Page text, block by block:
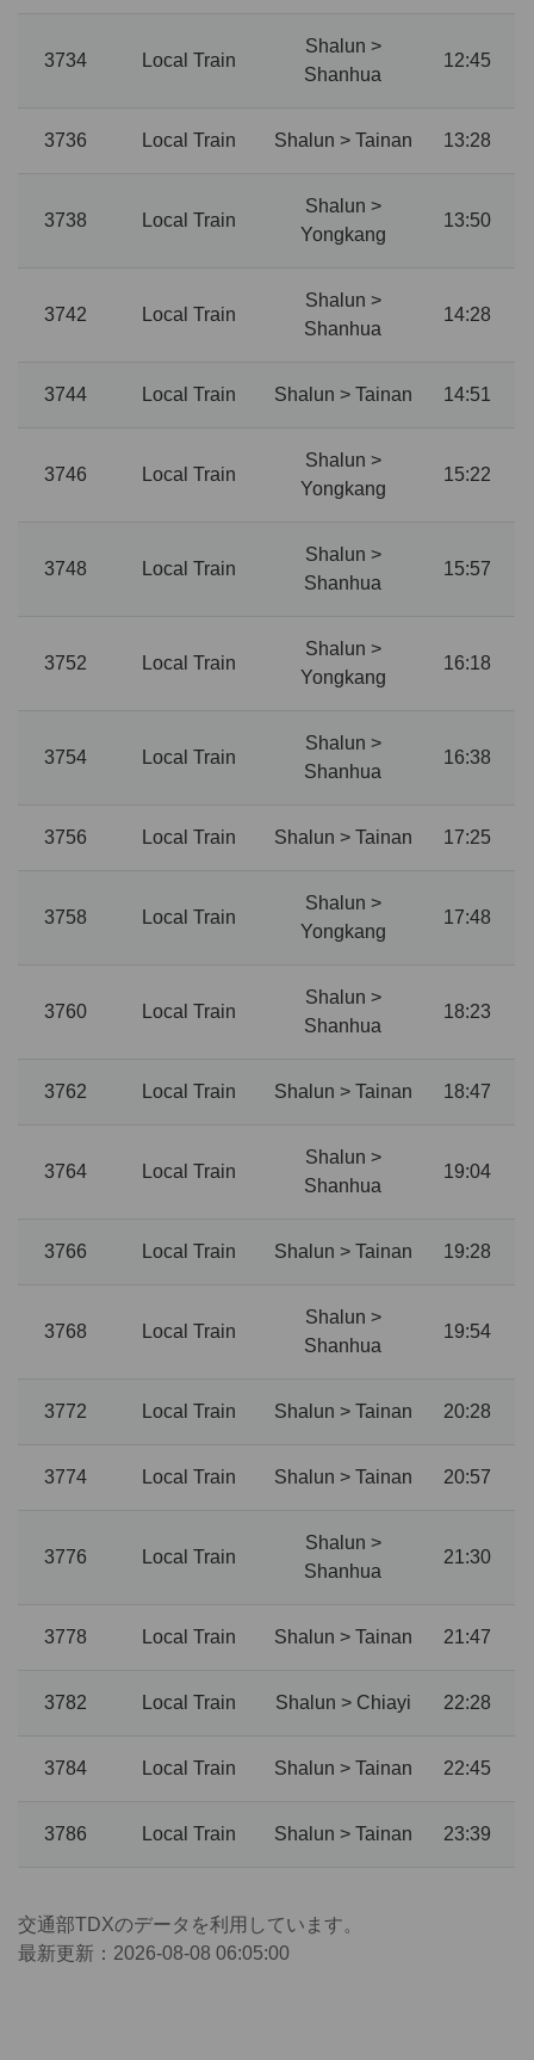
3734 Local Train
Shalun >
Shanhua
12:45
3736 Local Train Shalun > Tainan 13:28
3738 Local Train
Shalun >
Yongkang
13:50
3742 Local Train
Shalun >
Shanhua
14:28
3744 Local Train Shalun > Tainan 14:51
3746 Local Train
Shalun >
Yongkang
15:22
3748 Local Train
Shalun >
Shanhua
15:57
3752 Local Train
Shalun >
Yongkang
16:18
3754 Local Train
Shalun >
Shanhua
16:38
3756 Local Train Shalun > Tainan 17:25
3758 Local Train
Shalun >
Yongkang
17:48
3760 Local Train
Shalun >
Shanhua
18:23
3762 Local Train Shalun > Tainan 18:47
3764 Local Train
Shalun >
Shanhua
19:04
3766 Local Train Shalun > Tainan 19:28
3768 Local Train
Shalun >
Shanhua
19:54
3772 Local Train Shalun > Tainan 20:28
3774 Local Train Shalun > Tainan 20:57
3776 Local Train
Shalun >
Shanhua
21:30
3778 Local Train Shalun > Tainan 21:47
3782 Local Train Shalun > Chiayi 22:28
3784 Local Train Shalun > Tainan 22:45
3786 Local Train Shalun > Tainan 23:39
交通部TDXのデータを利用しています。
最新更新：2026-08-08 06:05:00